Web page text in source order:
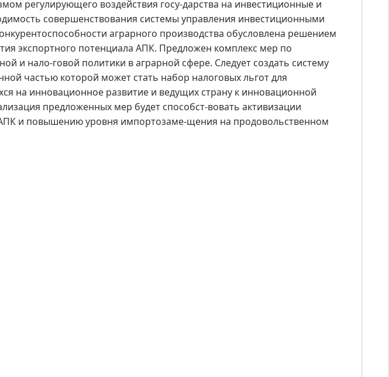
регулирующего воздействия госу-дарства на инвестиционные и
совершенствования системы управления инвестиционными
аграрного производства обусловлена решением
экспортного потенциала АПК. Предложен комплекс мер по
и нало-говой политики в аграрной сфере. Следует создать систему
частью которой может стать набор налоговых льгот для
на инновационное развитие и ведущих страну к инновационной
предложенных мер будет способст-вовать активизации
и повышению уровня импортозаме-щения на продовольственном